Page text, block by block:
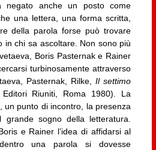
negato anche un posto come
una lettera, una forma scritta,
della parola forse può trovare
in chi sa ascoltare. Non sono più
Boris Pasternak e Rainer
turbinosamente attraverso
Pasternak, Rilke,Il settimo
Riuniti, Roma 1980). La
un punto di incontro, la presenza
grande sogno della letteratura.
e Rainer l’idea di affidarsi al
una parola si dovesse